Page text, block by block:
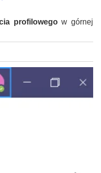
profilowegow górnej